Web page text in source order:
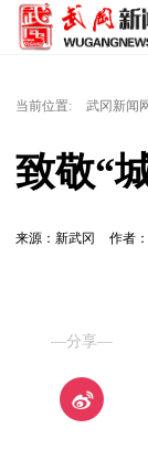
当前位置: 武冈新闻
致敬“
来源：新武冈 作者
—分享—